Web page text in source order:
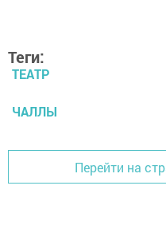
Теги:
ТЕАТР
ЧАЛЛЫ
Перейти на